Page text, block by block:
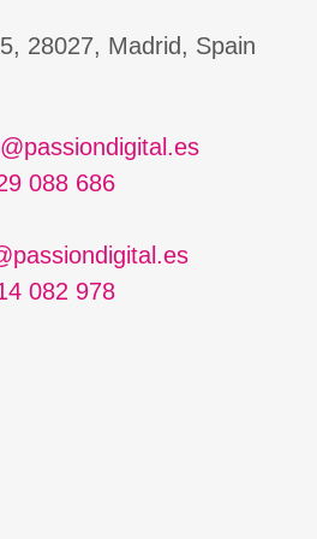
28027, Madrid, Spain
088 686
082 978